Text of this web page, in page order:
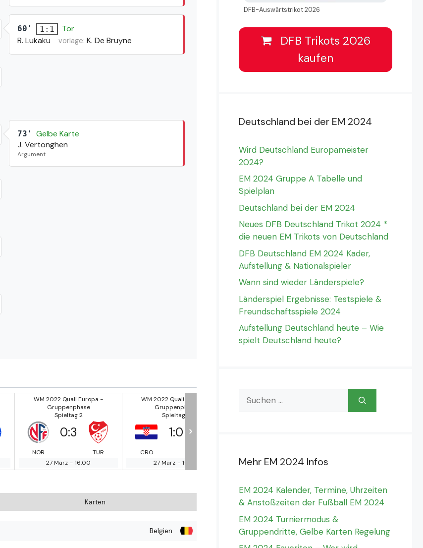
60' 1:1
Tor
R. Lukaku
vorlage: K. De Bruyne
73'
Gelbe Karte
J. Vertonghen
Argument
WM 2022 Quali Europa -
Gruppenphase
Spieltag 2
NOR
0:3
TUR
27 März - 16:00
WM 2022 Quali Europa -
Gruppenphase
Spieltag 2
CRO
1:0
27 März - 16:00
WM 2022 Quali Europa -
27 März - 16:00
WM 2022 Quali Europa
>
Karten
Belgien
DFB-Auswärtstrikot 2026
DFB Trikots 2026
kaufen
Deutschland bei der EM 2024
Wird Deutschland Europameister
2024?
EM 2024 Gruppe A Tabelle und
Spielplan
Deutschland bei der EM 2024
Neues DFB Deutschland Trikot 2024 *
die neuen EM Trikots von Deutschland
DFB Deutschland EM 2024 Kader,
Aufstellung & Nationalspieler
Wann sind wieder Länderspiele?
Länderspiel Ergebnisse: Testspiele &
Freundschaftsspiele 2024
Aufstellung Deutschland heute – Wie
spielt Deutschland heute?
Suchen
nach:
Mehr EM 2024 Infos
EM 2024 Kalender, Termine, Uhrzeiten
& Anstoßzeiten der Fußball EM 2024
EM 2024 Turniermodus &
Gruppendritte, Gelbe Karten Regelung